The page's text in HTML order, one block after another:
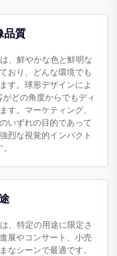
品質
、鮮やかな色と鮮明な
おり、どんな環境でも
す。球形デザインによ
どの角度からでもディ
す。マーケティング、
いずれの目的であって
烈な視覚的インパクト
、特定の用途に限定さ
展やコンサート、小売
なシーンで最適です。